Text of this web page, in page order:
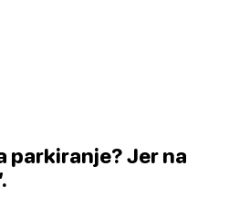
parkiranje? Jer na